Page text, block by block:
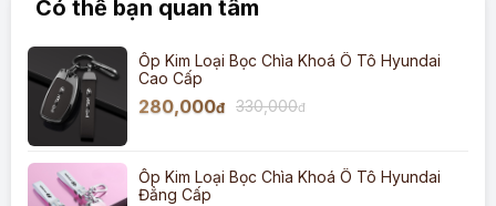
Có thể bạn quan tâm
Ốp Kim Loại Bọc Chìa Khoá Ô Tô Hyundai
Cao Cấp
280,000đ 330,000đ
Ốp Kim Loại Bọc Chìa Khoá Ô Tô Hyundai
Đẳng Cấp